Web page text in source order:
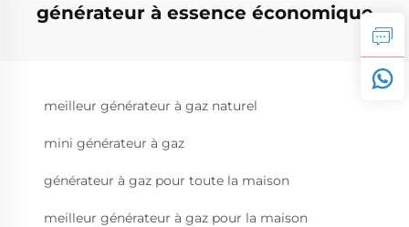
générateur à essence économique
meilleur générateur à gaz naturel
mini générateur à gaz
générateur à gaz pour toute la maison
meilleur générateur à gaz pour la maison